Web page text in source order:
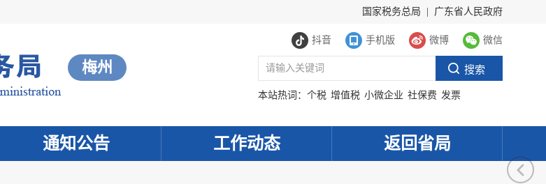
国家税务总局 广东省人民政府
抖音 手机版 微博 微信
梅州
本站热词： 个税 增值税 小微企业 社保费 发票
通知公告 工作动态 返回省局